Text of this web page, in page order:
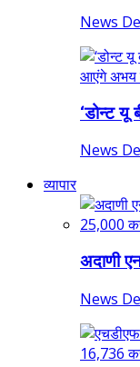
News
‘डोन्ट यू
News
व्यापार
अदाणी
News